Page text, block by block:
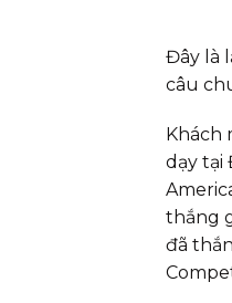
Đây là
câu
Khách
dạy tại
thắng
đã